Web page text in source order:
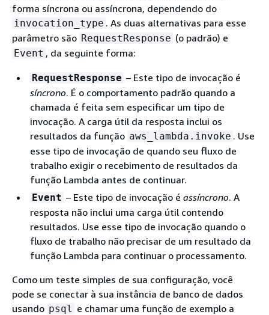
forma síncrona ou assíncrona, dependendo do
invocation_type . As duas alternativas para esse
parâmetro são RequestResponse (o padrão) e
Event , da seguinte forma:
RequestResponse – Este tipo de invocação é
síncrono. É o comportamento padrão quando a
chamada é feita sem especificar um tipo de
invocação. A carga útil da resposta inclui os
resultados da função aws_lambda.invoke . Use
esse tipo de invocação de quando seu fluxo de
trabalho exigir o recebimento de resultados da
função Lambda antes de continuar.
Event – Este tipo de invocação é assíncrono. A
resposta não inclui uma carga útil contendo
resultados. Use esse tipo de invocação quando o
fluxo de trabalho não precisar de um resultado da
função Lambda para continuar o processamento.
Como um teste simples de sua configuração, você
pode se conectar à sua instância de banco de dados
usando psql
e chamar uma função de exemplo a